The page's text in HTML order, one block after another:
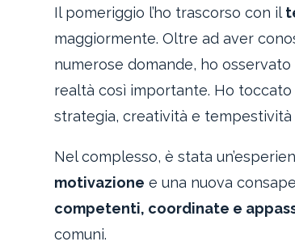
Il pomeriggio l’ho trascorso con il
maggiormente. Oltre ad aver
numerose domande, ho
realtà così importante. Ho
strategia, creatività e
Nel complesso, è stata
motivazione e una nuova
competenti, coordinate e
comuni.